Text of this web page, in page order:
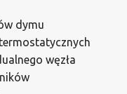
dymu
węzła